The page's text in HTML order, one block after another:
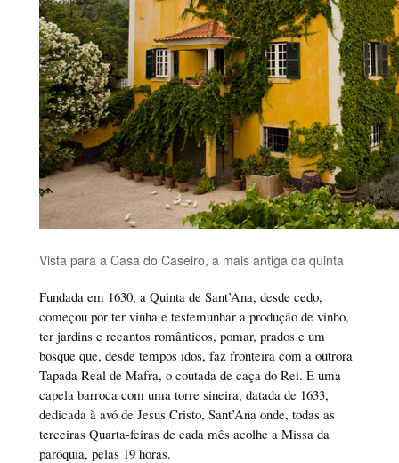
Vista para a Casa do Caseiro, a mais antiga da quinta
Fundada em 1630, a Quinta de Sant’Ana, desde cedo,
começou por ter vinha e testemunhar a produção de vinho,
ter jardins e recantos românticos, pomar, prados e um
bosque que, desde tempos idos, faz fronteira com a outrora
Tapada Real de Mafra, o coutada de caça do Rei. E uma
capela barroca com uma torre sineira, datada de 1633,
dedicada à avó de Jesus Cristo, Sant’Ana onde, todas as
terceiras Quarta-feiras de cada mês acolhe a Missa da
paróquia, pelas 19 horas.